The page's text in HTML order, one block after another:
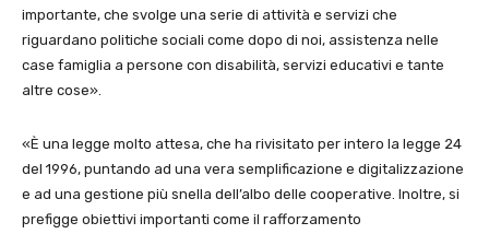
importante, che svolge una serie di attività e servizi che
riguardano politiche sociali come dopo di noi, assistenza nelle
case famiglia a persone con disabilità, servizi educativi e tante
altre cose».
«È una legge molto attesa, che ha rivisitato per intero la legge 24
del 1996, puntando ad una vera semplificazione e digitalizzazione
e ad una gestione più snella dell’albo delle cooperative. Inoltre, si
prefigge obiettivi importanti come il rafforzamento